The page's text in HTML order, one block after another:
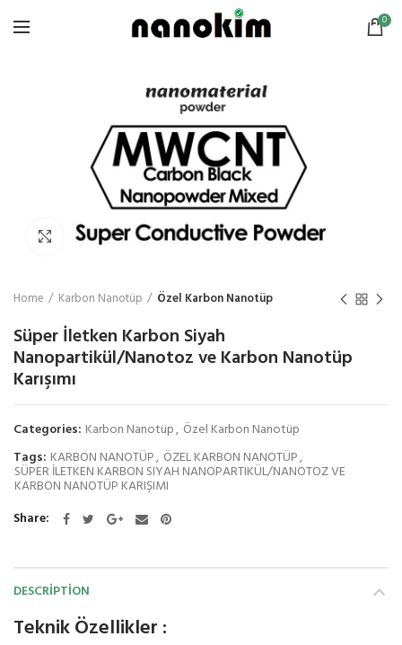
0
Click to enlarge
Home Karbon Nanotüp Özel Karbon Nanotüp
Süper İletken Karbon Siyah
Nanopartikül/Nanotoz ve Karbon Nanotüp
Karışımı
Categories: Karbon Nanotüp, Özel Karbon Nanotüp
Tags: KARBON NANOTÜP, ÖZEL KARBON NANOTÜP,
SÜPER İLETKEN KARBON SIYAH NANOPARTIKÜL/NANOTOZ VE
KARBON NANOTÜP KARIŞIMI
Share
DESCRIPTION
Teknik Özellikler :